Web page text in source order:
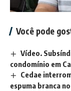
Você pode
Vídeo.
condomínio em
Cedae
espuma branca